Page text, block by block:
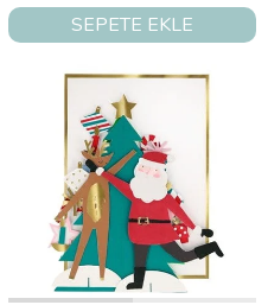
SEPETE EKLE